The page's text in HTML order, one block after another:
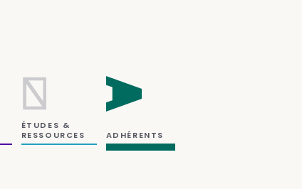
ÉTUDES &
RESSOURCES
ADHÉRENTS